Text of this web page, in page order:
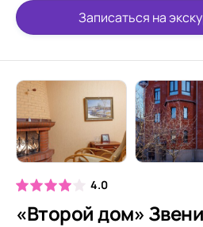
Записаться на
4.0
«Второй дом»